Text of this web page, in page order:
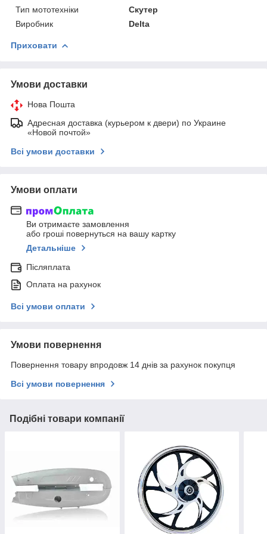
Тип мототехніки
Скутер
Виробник
Delta
Приховати
Умови доставки
Нова Пошта
Адресная доставка (курьером к двери) по Украине
«Новой почтой»
Всі умови доставки
Умови оплати
Ви отримаєте замовлення
або гроші повернуться на вашу картку
Детальніше
Післяплата
Оплата на рахунок
Всі умови оплати
Умови повернення
Повернення товару впродовж 14 днів за рахунок покупця
Всі умови повернення
Подібні товари компанії